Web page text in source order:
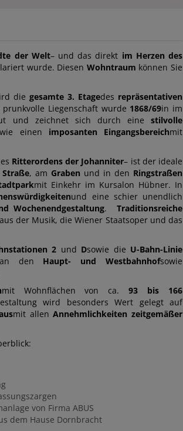
der Welt– und das direkt im Herzen des
wurde. Diesen Wohntraum können Sie
die gesamte 3. Etagedes repräsentativen
Liegenschaft wurde 1868/69in im
und zeichnet sich durch einestilvolle
einen imposanten Eingangsbereichmit
Ritterordens der Johanniter– ist der ideale
, am Graben und in den Ringstraßen
mit Einkehr im Kursalon Hübner. In
und eine schier unendlich
Wochenendgestaltung. Traditionsreiche
der Musik, die Wiener Staatsoper und das
2 und Dsowie die U-Bahn-Linie
an den Haupt- und Westbahnhofsowie
mit Wohnflächen von ca.93 bis 166
wird besonders Wert gelegt auf
mit allenAnnehmlichkeiten zeitgemäßer
von Firma ABUS
dem Hause Dornbracht